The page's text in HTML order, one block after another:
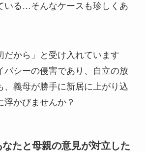
いる…そんなケースも珍しくあ
だから」と受け入れています
バシーの侵害であり、自立の放
、義母が勝手に新居に上がり込
浮かびませんか？
なたと母親の意見が対立した